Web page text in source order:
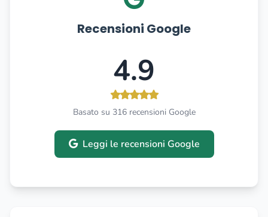
Recensioni Google
4.9
Basato su 316 recensioni Google
Leggi le recensioni Google